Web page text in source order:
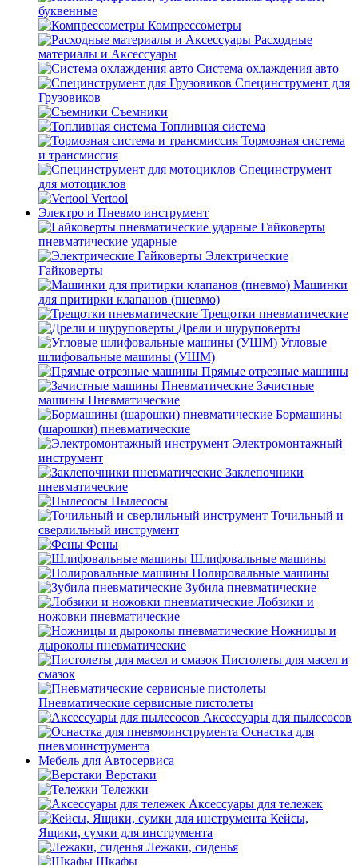
буквенные
Компрессометры
Расходные
материалы и Аксессуары
Система охлаждения авто
Специнструмент для
Грузовиков
Съемники
Топливная система
Тормозная система
и трансмиссия
Специнструмент
для мотоциклов
Vertool
Электро и Пневмо инструмент
Гайковерты
пневматические ударные
Электрические
Гайковерты
Машинки
для притирки клапанов (пневмо)
Трещотки пневматические
Дрели и шуруповерты
Угловые
шлифовальные машины (УШМ)
Прямые отрезные машины
Зачистные
машины Пневматические
Бормашины
(шарошки) пневматические
Электромонтажный
инструмент
Заклепочники
пневматические
Пылесосы
Точильный и
сверлильный инструмент
Фены
Шлифовальные машины
Полировальные машины
Зубила пневматические
Лобзики и
ножовки пневматические
Ножницы и
дыроколы пневматические
Пистолеты для масел и
смазок
Пневматические сервисные пистолеты
Аксессуары для пылесосов
Оснастка для
пневмоинструмента
Мебель для Автосервиса
Верстаки
Тележки
Аксессуары для тележек
Кейсы,
Ящики, сумки для инструмента
Лежаки, сиденья
Шкафы